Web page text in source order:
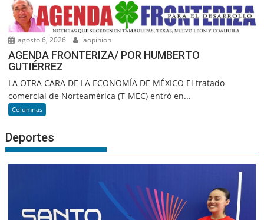
agosto 6, 2026 laopinion
AGENDA FRONTERIZA/ POR HUMBERTO
GUTIÉRREZ
LA OTRA CARA DE LA ECONOMÍA DE MÉXICO El tratado
comercial de Norteamérica (T-MEC) entró en...
Columnas
Deportes